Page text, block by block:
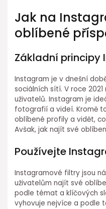
Jak na
oblíbené
Základní principy
Instagram je v dnešní
sociálních sítí. V roce
uživatelů. Instagram je
fotografií a videí. Kromě
oblíbené profily a vidět,
Avšak, jak najít své
Používejte
Instagramové filtry jsou
uživatelům najít své
podle témat a klíčových
vyhovuje nejvíce a podle